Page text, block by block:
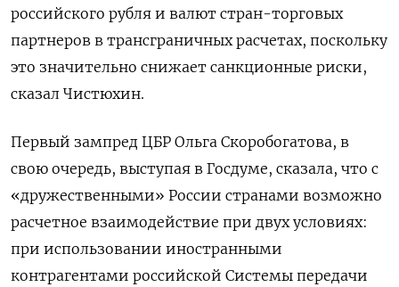
российского рубля и валют стран-торговых
партнеров в трансграничных расчетах, поскольку
это значительно снижает санкционные риски,
сказал Чистюхин.
Первый зампред ЦБР Ольга Скоробогатова, в
свою очередь, выступая в Госдуме, сказала, что с
«дружественными» России странами возможно
расчетное взаимодействие при двух условиях:
при использовании иностранными
контрагентами российской Системы передачи